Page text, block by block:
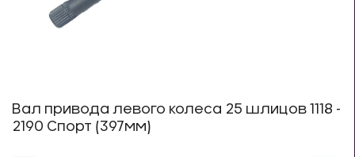
Вал привода левого колеса 25 шлицов 1118 -
2190 Спорт (397мм)